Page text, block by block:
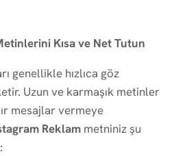
Kısa ve Net Tutun
genellikle hızlıca göz
Uzun ve karmaşık metinler
mesajlar vermeye
Reklam metniniz şu